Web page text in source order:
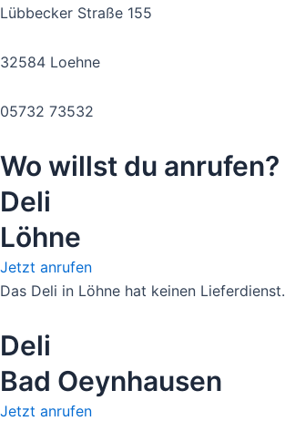
Lübbecker Straße 155
32584 Loehne
05732 73532
Wo willst du anrufen?
Deli
Löhne
Jetzt anrufen
Das Deli in Löhne hat keinen Lieferdienst.
Deli
Bad Oeynhausen
Jetzt anrufen